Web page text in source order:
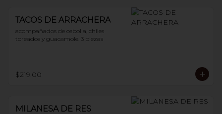
TACOS DE ARRACHERA
acompañados de cebolla, chiles
toreados y guacamole. 3 piezas
$219.00
MILANESA DE RES